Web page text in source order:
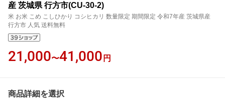
産 茨城県 行方市(CU-30-2)
米 お米 こめ こしひかり コシヒカリ 数量限定 期間限定 令和7年産 茨城県産
行方市 人気 送料無料
21,000〜41,000 円
商品詳細を選択